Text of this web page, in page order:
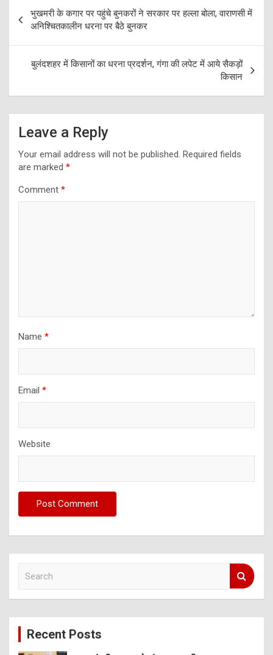
navigation
भुखमरी के कगार पर पहुंचे बुनकरों ने सरकार पर हल्ला बोला, वाराणसी में
अनिश्चितकालीन धरना पर बैठे बुनकर
बुलंदशहर में किसानों का धरना प्रदर्शन, गंगा की लपेट में आये सैकड़ों
किसान
Leave a Reply
Your email address will not be published. Required fields
are marked *
Comment *
Name *
Email *
Website
c
Recent Posts